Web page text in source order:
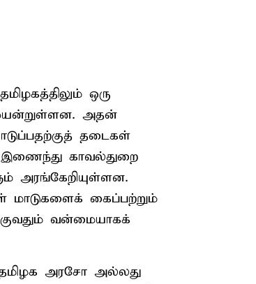
ஒரு
அதன்
தடைகள்
இணைந்து காவல்துறை
அரங்கேறியுள்ளன.
கைப்பற்றும்
வன்மையாகக்
தமிழக அரசோ அல்லது